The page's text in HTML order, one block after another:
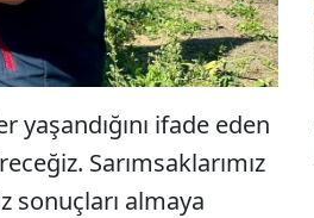
ifade eden
Sarımsaklarımız
sonuçları almaya